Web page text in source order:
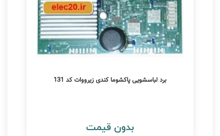
برد لباسشویی پاکشوما کندی زیرووات کد 131
بدون قیمت